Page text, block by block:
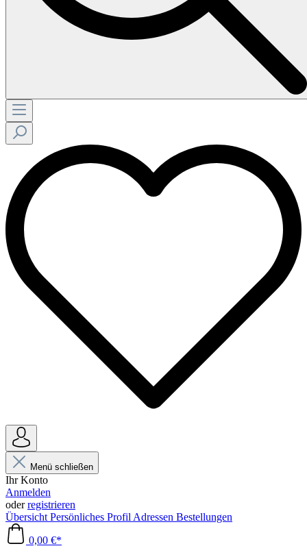
Menü schließen
Ihr Konto
Anmelden
oderregistrieren
Übersicht Persönliches Profil Adressen Bestellungen
0,00 €*